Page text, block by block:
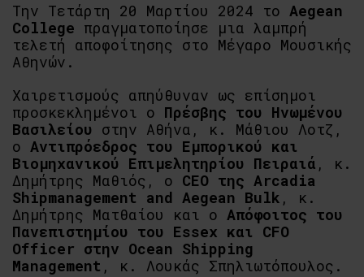
Tην Τετάρτη 20 Μαρτίου 2024 το Aegean
College πραγματοποίησε μια λαμπρή
τελετή αποφοίτησης στο Μέγαρο Μουσικής
Αθηνών.
Χαιρετισμούς απηύθυναν ως επίσημοι
προσκεκλημένοι ο Πρέσβης του Ηνωμένου
Βασιλείου στην Αθήνα, κ. Μάθιου Λοτζ,
o Αντιπρόεδρος του Εμπορικού και
Βιομηχανικού Επιμελητηρίου Πειραιά , κ.
Δημήτρης Μαθιός, ο CEO της Arcadia
Shipmanagement and Aegean Bulk , κ.
Δημήτρης Ματθαίου και ο Απόφοιτος του
Πανεπιστημίου του Essex και CFO
Officer στην Ocean Shipping
Management , κ. Λουκάς Σπηλιωτόπουλος.